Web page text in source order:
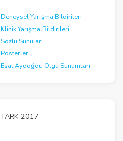
Deneysel Yarışma Bildirileri
Klinik Yarışma Bildirileri
Sözlü Sunular
Posterler
Esat Aydoğdu Olgu Sunumları
TARK 2017